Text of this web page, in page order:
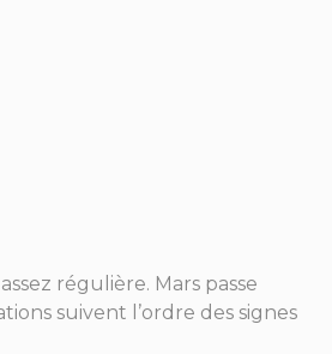
régulière. Mars passe
suivent l’ordre des signes